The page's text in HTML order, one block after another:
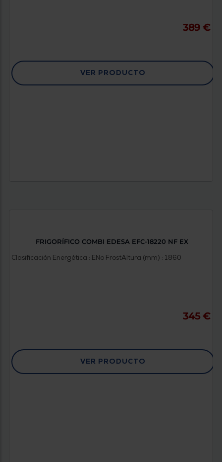
389 €
VER PRODUCTO
FRIGORÍFICO COMBI EDESA EFC-18220 NF EX
Clasificación Energética : ENo FrostAltura (mm) : 1860
345 €
VER PRODUCTO